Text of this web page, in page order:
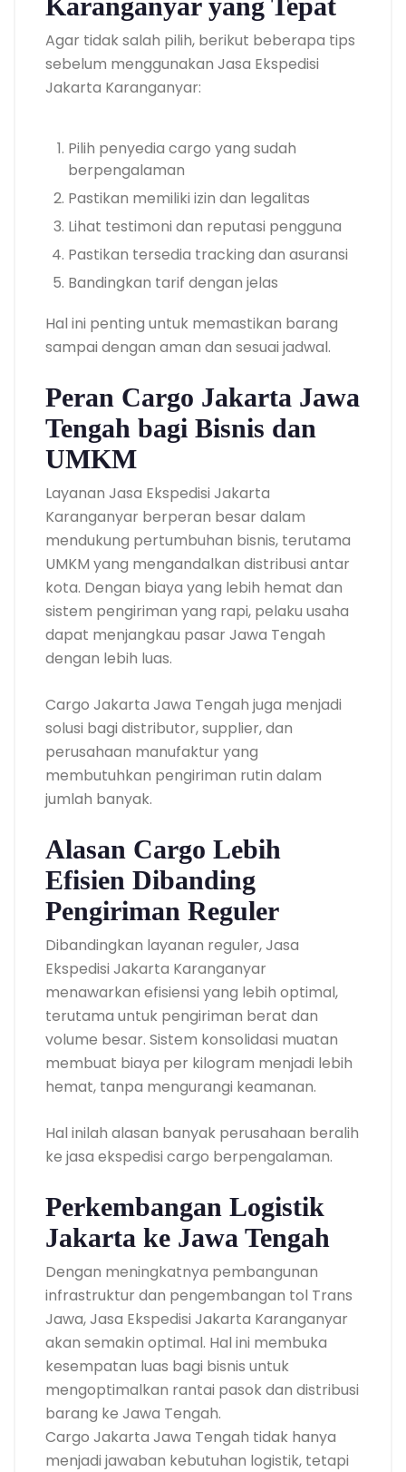
Agar tidak salah pilih, berikut beberapa tips
sebelum menggunakan Jasa Ekspedisi
Jakarta Karanganyar:
Pilih penyedia cargo yang sudah
berpengalaman
Pastikan memiliki izin dan legalitas
Lihat testimoni dan reputasi pengguna
Pastikan tersedia tracking dan asuransi
Bandingkan tarif dengan jelas
Hal ini penting untuk memastikan barang
sampai dengan aman dan sesuai jadwal.
Peran Cargo Jakarta Jawa
Tengah bagi Bisnis dan
UMKM
Layanan Jasa Ekspedisi Jakarta
Karanganyar berperan besar dalam
mendukung pertumbuhan bisnis, terutama
UMKM yang mengandalkan distribusi antar
kota. Dengan biaya yang lebih hemat dan
sistem pengiriman yang rapi, pelaku usaha
dapat menjangkau pasar Jawa Tengah
dengan lebih luas.
Cargo Jakarta Jawa Tengah juga menjadi
solusi bagi distributor, supplier, dan
perusahaan manufaktur yang
membutuhkan pengiriman rutin dalam
jumlah banyak.
Alasan Cargo Lebih
Efisien Dibanding
Pengiriman Reguler
Dibandingkan layanan reguler, Jasa
Ekspedisi Jakarta Karanganyar
menawarkan efisiensi yang lebih optimal,
terutama untuk pengiriman berat dan
volume besar. Sistem konsolidasi muatan
membuat biaya per kilogram menjadi lebih
hemat, tanpa mengurangi keamanan.
Hal inilah alasan banyak perusahaan beralih
ke jasa ekspedisi cargo berpengalaman.
Perkembangan Logistik
Jakarta ke Jawa Tengah
Dengan meningkatnya pembangunan
infrastruktur dan pengembangan tol Trans
Jawa, Jasa Ekspedisi Jakarta Karanganyar
akan semakin optimal. Hal ini membuka
kesempatan luas bagi bisnis untuk
mengoptimalkan rantai pasok dan distribusi
barang ke Jawa Tengah.
Cargo Jakarta Jawa Tengah tidak hanya
menjadi jawaban kebutuhan logistik, tetapi